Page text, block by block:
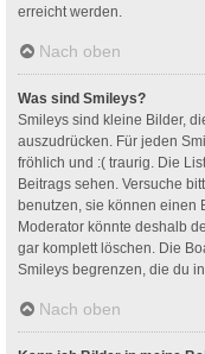
erreicht werden.
Nach oben
Was sind Smileys?
Smileys sind kleine Bilder,
auszudrücken. Für jeden
fröhlich und :( traurig. Die
Beitrags sehen. Versuche
benutzen, sie können einen
Moderator könnte deshalb
gar komplett löschen. Die
Smileys begrenzen, die du
Nach oben